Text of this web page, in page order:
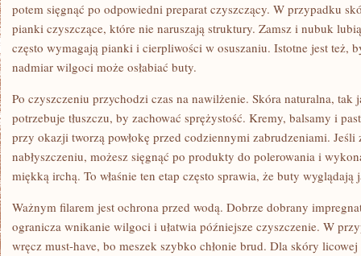
potem sięgnąć po odpowiedni preparat czyszczący. W przypadku
pianki czyszczące, które nie naruszają struktury. Zamsz i nubuk
często wymagają pianki i cierpliwości w osuszaniu. Istotne jest też,
nadmiar wilgoci może osłabiać buty.
Po czyszczeniu przychodzi czas na nawilżenie. Skóra naturalna, tak
potrzebuje tłuszczu, by zachować sprężystość. Kremy, balsamy i
przy okazji tworzą powłokę przed codziennymi zabrudzeniami.
nabłyszczeniu, możesz sięgnąć po produkty do polerowania i
miękką irchą. To właśnie ten etap często sprawia, że buty wyglądają
Ważnym filarem jest ochrona przed wodą. Dobrze dobrany
ogranicza wnikanie wilgoci i ułatwia późniejsze czyszczenie. W
wręcz must-have, bo meszek szybko chłonie brud. Dla skóry